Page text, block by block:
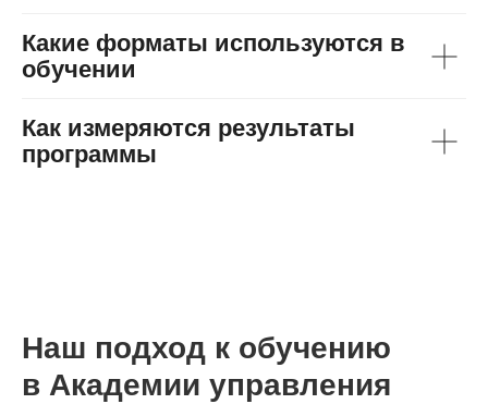
Какие форматы используются в
обучении
Как измеряются результаты
программы
Наш подход к обучению
в Академии управления